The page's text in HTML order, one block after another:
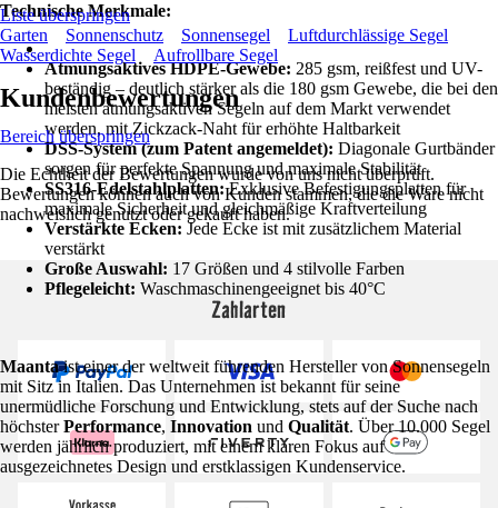
Technische Merkmale:
Atmungsaktives HDPE-Gewebe: 285 gsm, reißfest und UV-
beständig – deutlich stärker als die 180 gsm Gewebe, die bei den
meisten atmungsaktiven Segeln auf dem Markt verwendet
werden, mit Zickzack-Naht für erhöhte Haltbarkeit
DSS-System (zum Patent angemeldet): Diagonale Gurtbänder
sorgen für perfekte Spannung und maximale Stabilität
SS316-Edelstahlplatten:Exklusive Befestigungsplatten für
maximale Sicherheit und gleichmäßige Kraftverteilung
Verstärkte Ecken: Jede Ecke ist mit zusätzlichem Material
verstärkt
Große Auswahl: 17 Größen und 4 stilvolle Farben
Pflegeleicht: Waschmaschinengeeignet bis 40°C
Maantaist einer der weltweit führenden Hersteller von Sonnensegeln
mit Sitz in Italien. Das Unternehmen ist bekannt für seine
unermüdliche Forschung und Entwicklung, stets auf der Suche nach
höchsterPerformance, Innovation und Qualität. Über 10.000 Segel
werden jährlich produziert, mit einem klaren Fokus auf
ausgezeichnetes Design und erstklassigen Kundenservice.
Liste überspringen
Garten
Sonnenschutz Sonnensegel
Luftdurchlässige Segel
Wasserdichte Segel
Aufrollbare Segel
Kundenbewertungen
Bereich überspringen
Die Echtheit der Bewertungen wurde von uns nicht überprüft.
Bewertungen können auch von Kunden stammen, die die Ware nicht
nachweislich genutzt oder gekauft haben.
Zahlarten